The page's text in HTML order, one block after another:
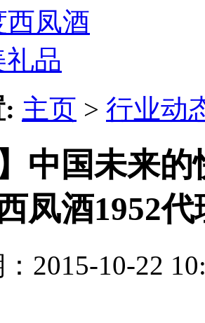
西凤酒
品
主页 > 行业动
】中国未来
凤酒1952代
2015-10-22